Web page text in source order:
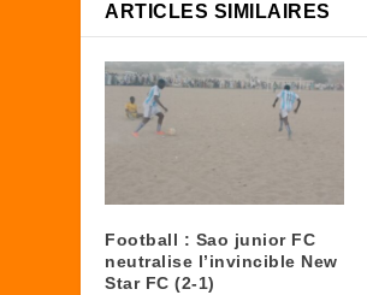
ARTICLES SIMILAIRES
Football : Sao junior FC
neutralise l’invincible New
Star FC (2-1)